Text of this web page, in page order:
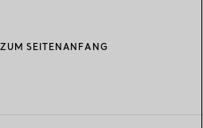
SEITENANFANG